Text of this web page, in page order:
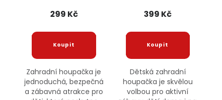
299 Kč
Zahradní houpačka je
jednoduchá, bezpečná
a zábavná atrakce pro
399 Kč
Dětská zahradní
houpačka je skvělou
volbou pro aktivní